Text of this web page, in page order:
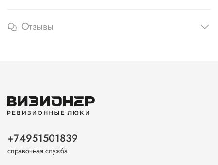
Отзывы
+74951501839
справочная служба